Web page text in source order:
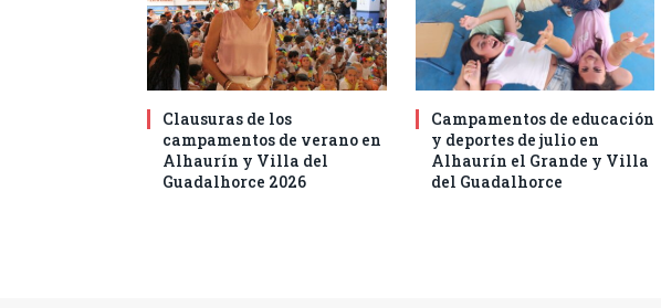
Clausuras de los
campamentos de verano en
Alhaurín y Villa del
Guadalhorce 2026
Campamentos de educación
y deportes de julio en
Alhaurín el Grande y Villa
del Guadalhorce